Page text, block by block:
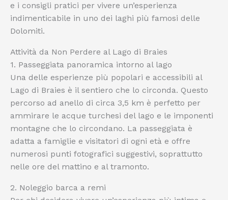
e i consigli pratici per vivere un’esperienza
indimenticabile in uno dei laghi più famosi delle
Dolomiti.
Attività da Non Perdere al Lago di Braies
1. Passeggiata panoramica intorno al lago
Una delle esperienze più popolari e accessibili al
Lago di Braies è il sentiero che lo circonda. Questo
percorso ad anello di circa 3,5 km è perfetto per
ammirare le acque turchesi del lago e le imponenti
montagne che lo circondano. La passeggiata è
adatta a famiglie e visitatori di ogni età e offre
numerosi punti fotografici suggestivi, soprattutto
nelle ore del mattino e al tramonto.
2. Noleggio barca a remi